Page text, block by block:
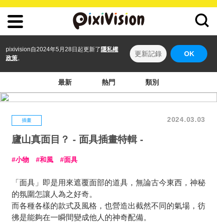
pixivision自2024年5月28日起更新了 隱私權
政策。
更新記錄 OK
最新 熱門 類別
插畫 2024.03.03
廬山真面目？ - 面具插畫特輯 -
小物 和風 面具
「面具」即是用來遮覆面部的道具，無論古今東西，神秘
的氛圍怎讓人為之好奇。
而各種各樣的款式及風格，也營造出截然不同的氣場，彷
彿是能夠在一瞬間變成他人的神奇配備。